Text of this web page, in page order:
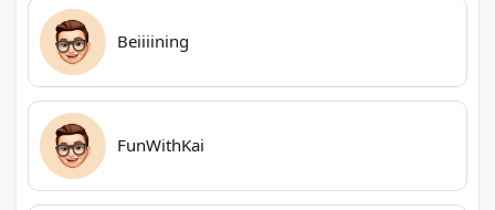
Beiiiining
FunWithKai